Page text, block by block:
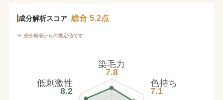
成分解析スコア 総合 5.2点
※ 成分構成からの推定値です
染毛力
7.8
色持ち
7.1
低刺激性
8.2